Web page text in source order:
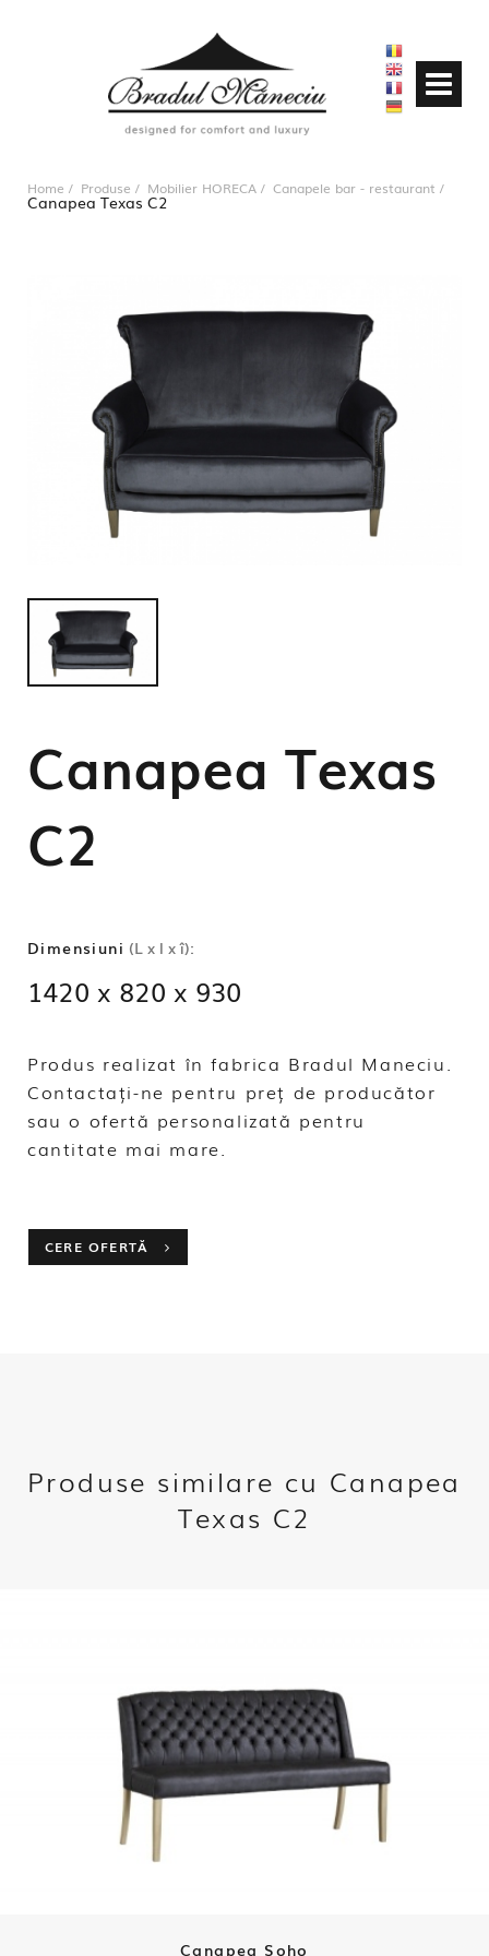
Home Produse Mobilier HORECA Canapele bar - restaurant
Canapea Texas C2
Canapea Texas
C2
Dimensiuni (L x l x î):
1420 x 820 x 930
Produs realizat în fabrica Bradul Maneciu.
Contactați-ne pentru preț de producător
sau o ofertă personalizată pentru
cantitate mai mare.
CERE OFERTĂ
Produse similare cu Canapea
Texas C2
Canapea Soho